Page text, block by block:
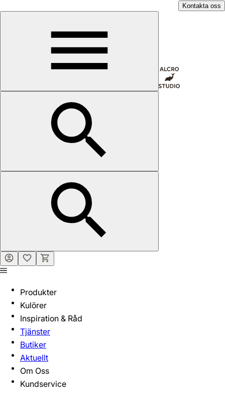
Kontakta oss
Produkter
Kulörer
Inspiration & Råd
Tjänster
Butiker
Aktuellt
Om Oss
Kundservice